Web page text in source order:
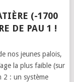
(-1700
DE PAU 1 !
nos jeunes palois,
la plus faible (sur
2 : un système